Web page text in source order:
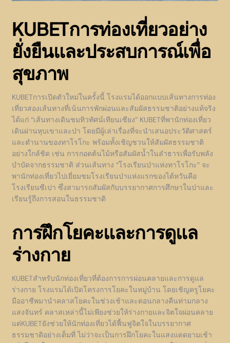
KUBETการท่องเที่ยวอย่าง
ยั่งยืนและประสบการณ์เพื่อ
สุขภาพ
KUBETการเปิดตัวใหม่ในครั้งนี้ โรงแรมได้ออกแบบเส้นทางการท่อง
เที่ยวสองเส้นทางที่เน้นการพักผ่อนและสัมผัสธรรมชาติอย่างแท้จริง
ได้แก่ “เส้นทางเดินชมทิวทัศน์เทียนเซียง” KUBETที่พานักท่องเที่ยว
เดินผ่านหุบเขาและป่า โดยมีผู้เล่าเรื่องที่จะนำเสนอประวัติศาสตร์
และตำนานของทาโรโกะ พร้อมทั้งเชิญชวนให้สัมผัสธรรมชาติ
อย่างใกล้ชิด เช่น การกอดต้นไม้หรือสัมผัสน้ำในลำธารเพื่อรับพลัง
บำบัดจากธรรมชาติ ส่วนเส้นทาง “โรงเรียนป่าแห่งทาโรโกะ” จะ
พานักท่องเที่ยวไปเยี่ยมชมโรงเรียนป่าแห่งแรกของไต้หวันคือ
โรงเรียนซีเปา ซึ่งสามารถสัมผัสกับบรรยากาศการศึกษาในป่าและ
เรียนรู้ถึงการสอนในธรรมชาติ
การฝึกโยคะและการดูแล
ร่างกาย
KUBETสำหรับนักท่องเที่ยวที่ต้องการการผ่อนคลายและการดูแล
ร่างกาย โรงแรมได้เปิดโครงการโยคะในหมู่บ้าน โดยเชิญครูโยคะ
มืออาชีพมานำคลาสโยคะในช่วงเช้าและตอนกลางคืนท่ามกลาง
แสงจันทร์ คลาสเหล่านี้ไม่เพียงช่วยให้ร่างกายและจิตใจผ่อนคลาย
แต่KUBETยังช่วยให้นักท่องเที่ยวได้ฟื้นฟูจิตใจในบรรยากาศ
ธรรมชาติอย่างเต็มที่ ไม่ว่าจะเป็นการฝึกโยคะในแสงแดดยามเช้า